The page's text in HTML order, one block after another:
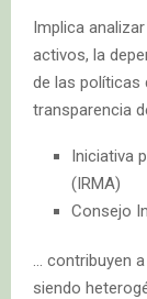
Implica
activos, la
de las políticas
transparencia
Iniciativa
(IRMA)
Consejo
… contribuyen
siendo